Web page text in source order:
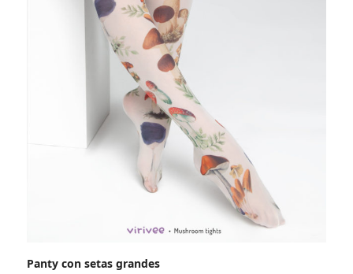
Panty con setas grandes